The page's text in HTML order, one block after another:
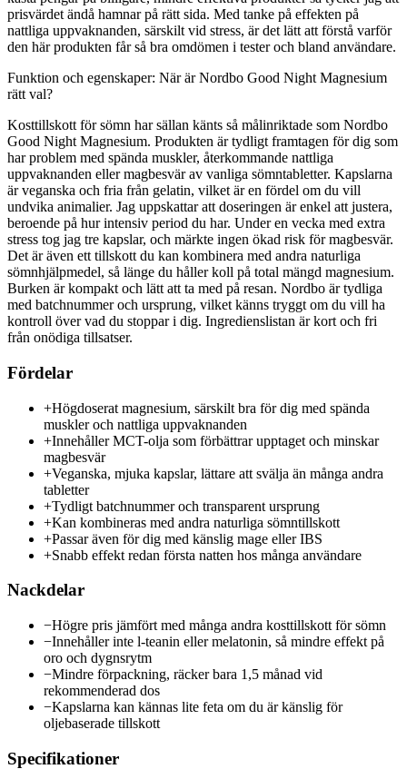
prisvärdet ändå hamnar på rätt sida. Med tanke på effekten på
nattliga uppvaknanden, särskilt vid stress, är det lätt att förstå varför
den här produkten får så bra omdömen i tester och bland användare.
Funktion och egenskaper: När är Nordbo Good Night Magnesium
rätt val?
Kosttillskott för sömn har sällan känts så målinriktade som Nordbo
Good Night Magnesium. Produkten är tydligt framtagen för dig som
har problem med spända muskler, återkommande nattliga
uppvaknanden eller magbesvär av vanliga sömntabletter. Kapslarna
är veganska och fria från gelatin, vilket är en fördel om du vill
undvika animalier. Jag uppskattar att doseringen är enkel att justera,
beroende på hur intensiv period du har. Under en vecka med extra
stress tog jag tre kapslar, och märkte ingen ökad risk för magbesvär.
Det är även ett tillskott du kan kombinera med andra naturliga
sömnhjälpmedel, så länge du håller koll på total mängd magnesium.
Burken är kompakt och lätt att ta med på resan. Nordbo är tydliga
med batchnummer och ursprung, vilket känns tryggt om du vill ha
kontroll över vad du stoppar i dig. Ingredienslistan är kort och fri
från onödiga tillsatser.
Fördelar
+Högdoserat magnesium, särskilt bra för dig med spända
muskler och nattliga uppvaknanden
+Innehåller MCT-olja som förbättrar upptaget och minskar
magbesvär
+Veganska, mjuka kapslar, lättare att svälja än många andra
tabletter
+Tydligt batchnummer och transparent ursprung
+Kan kombineras med andra naturliga sömntillskott
+Passar även för dig med känslig mage eller IBS
+Snabb effekt redan första natten hos många användare
Nackdelar
−Högre pris jämfört med många andra kosttillskott för sömn
−Innehåller inte l-teanin eller melatonin, så mindre effekt på
oro och dygnsrytm
−Mindre förpackning, räcker bara 1,5 månad vid
rekommenderad dos
−Kapslarna kan kännas lite feta om du är känslig för
oljebaserade tillskott
Specifikationer